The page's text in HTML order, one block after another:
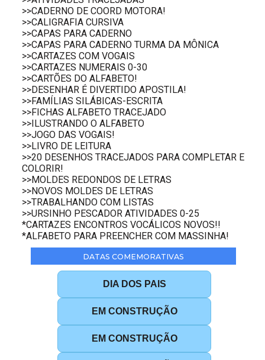
>>CADERNO DE COORD MOTORA!
>>CALIGRAFIA CURSIVA
>>CAPAS PARA CADERNO
>>CAPAS PARA CADERNO TURMA DA MÔNICA
>>CARTAZES COM VOGAIS
>>CARTAZES NUMERAIS 0-30
>>CARTÕES DO ALFABETO!
>>DESENHAR É DIVERTIDO APOSTILA!
>>FAMÍLIAS SILÁBICAS-ESCRITA
>>FICHAS ALFABETO TRACEJADO
>>ILUSTRANDO O ALFABETO
>>JOGO DAS VOGAIS!
>>LIVRO DE LEITURA
>>20 DESENHOS TRACEJADOS PARA COMPLETAR E
COLORIR!
>>MOLDES REDONDOS DE LETRAS
>>NOVOS MOLDES DE LETRAS
>>TRABALHANDO COM LISTAS
>>URSINHO PESCADOR ATIVIDADES 0-25
*CARTAZES ENCONTROS VOCÁLICOS NOVOS!!
*ALFABETO PARA PREENCHER COM MASSINHA!
DATAS COMEMORATIVAS
DIA DOS PAIS
EM CONSTRUÇÃO
EM CONSTRUÇÃO